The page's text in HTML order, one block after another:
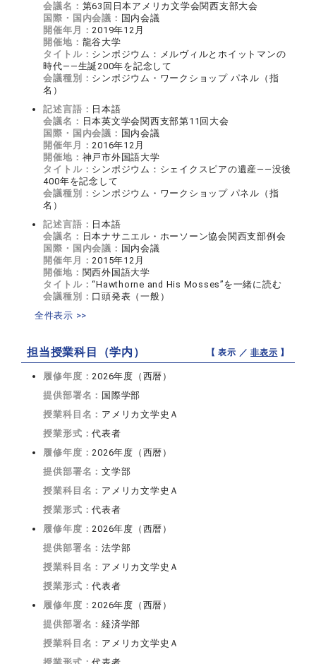
会議名： 第63回日本アメリカ文学会関西支部大会
国際・国内会議： 国内会議
開催年月：2019年12月
開催地： 龍谷大学
タイトル： シンポジウム：メルヴィルとホイットマンの
時代――生誕200年を記念して
会議種別： シンポジウム・ワークショップ パネル（指
名）
記述言語： 日本語
会議名： 日本英文学会関西支部第11回大会
国際・国内会議： 国内会議
開催年月：2016年12月
開催地： 神戸市外国語大学
タイトル： シンポジウム：シェイクスピアの遺産――没後
400年を記念して
会議種別： シンポジウム・ワークショップ パネル（指
名）
記述言語： 日本語
会議名： 日本ナサニエル・ホーソーン協会関西支部例会
国際・国内会議： 国内会議
開催年月：2015年12月
開催地： 関西外国語大学
タイトル：“Hawthorne and His Mosses”を一緒に読む
会議種別： 口頭発表（一般）
全件表示 >>
担当授業科目（学内） 【 表示 ／非表示 】
履修年度：2026年度（西暦）
提供部署名： 国際学部
授業科目名： アメリカ文学史Ａ
授業形式：代表者
履修年度：2026年度（西暦）
提供部署名：文学部
授業科目名： アメリカ文学史Ａ
授業形式：代表者
履修年度：2026年度（西暦）
提供部署名：法学部
授業科目名： アメリカ文学史Ａ
授業形式：代表者
履修年度：2026年度（西暦）
提供部署名：経済学部
授業科目名： アメリカ文学史Ａ